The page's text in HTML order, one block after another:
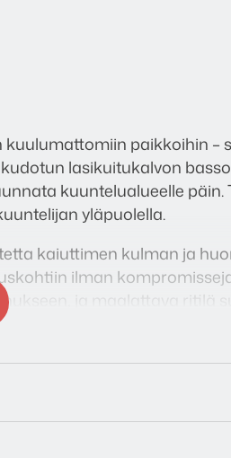
paikkoihin –
lasikuitukalvon
kuuntelualueelle päin.
yläpuolella.
kaiuttimen kulman ja
ilman
ja maalattava ritilä
että Atmos-
kuin tilanteeseen.